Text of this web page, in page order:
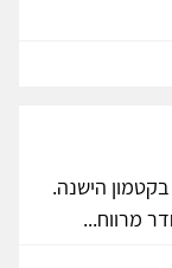
הישנה.
מרווח...